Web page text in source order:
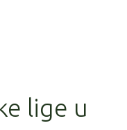
lige u